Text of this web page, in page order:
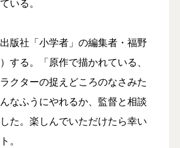
版社「小学者」の編集者・福野
する。「原作で描かれている、
クターの捉えどころのなさみた
なふうにやれるか、監督と相談
た。楽しんでいただけたら幸い
。